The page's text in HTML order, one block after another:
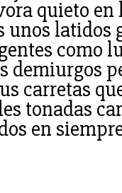
quieto
unos
como
demiurgos
carretas
tonadas
en